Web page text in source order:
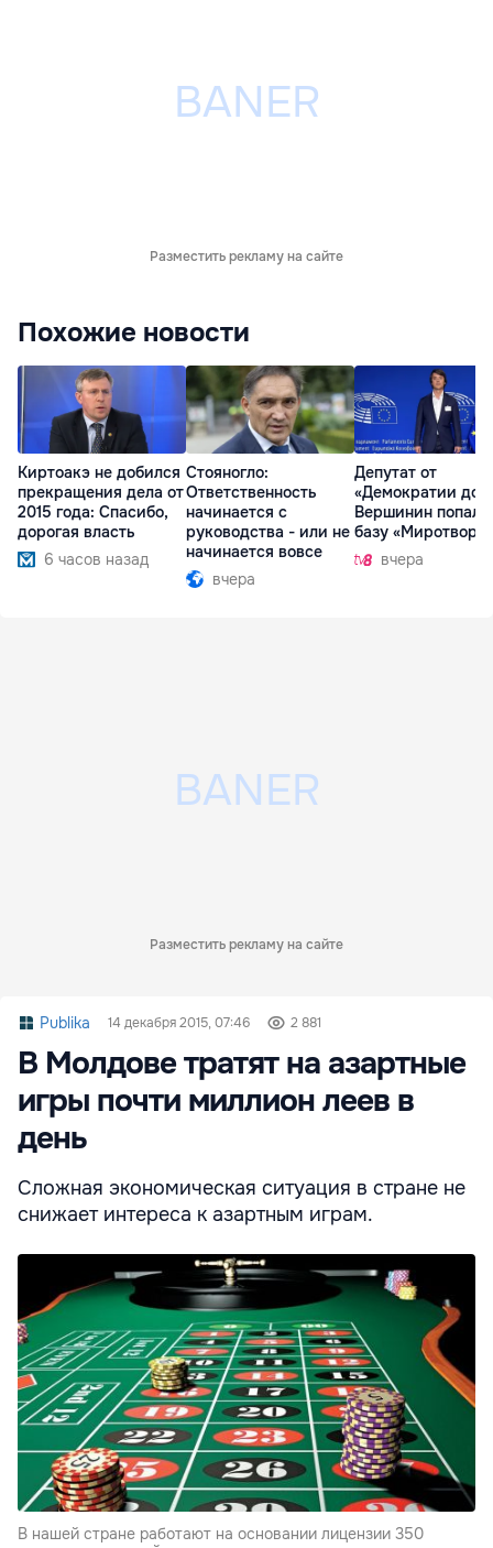
Разместить рекламу на сайте
Похожие новости
Киртоакэ не добился
прекращения дела от
2015 года: Спасибо,
дорогая власть
6 часов назад
Стояногло:
Ответственность
начинается с
руководства - или не
начинается вовсе
вчера
Депутат от
«Демократии
Вершинин попал в
базу
вчера
Разместить рекламу на сайте
Publika 14 декабря 2015, 07:46 2 881
В Молдове тратят на азартные
игры почти миллион леев в
день
Сложная экономическая ситуация в стране не
снижает интереса к азартным играм.
В нашей стране работают на основании лицензии 350